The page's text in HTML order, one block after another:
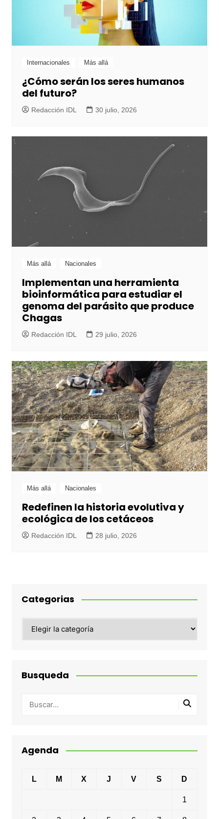
Internacionales Más allá
¿Cómo serán los seres humanos
del futuro?
Redacción IDL 30 julio, 2026
Más allá Nacionales
Implementan una herramienta
bioinformática para estudiar el
genoma del parásito que produce
Chagas
Redacción IDL 29 julio, 2026
Más allá Nacionales
Redefinen la historia evolutiva y
ecológica de los cetáceos
Redacción IDL 28 julio, 2026
Categorias
Busqueda
Agenda
L M X J V S D
1